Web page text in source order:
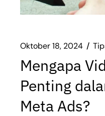
Oktober 18, 2024
Mengapa
Penting
Meta Ads?